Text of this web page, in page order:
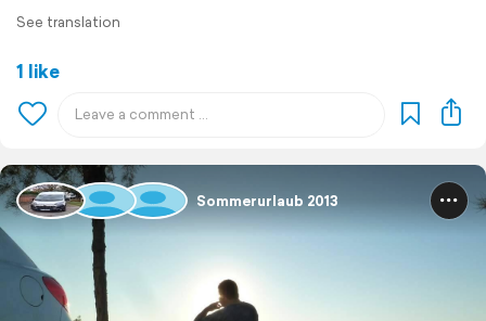
See translation
1 like
Sommerurlaub 2013